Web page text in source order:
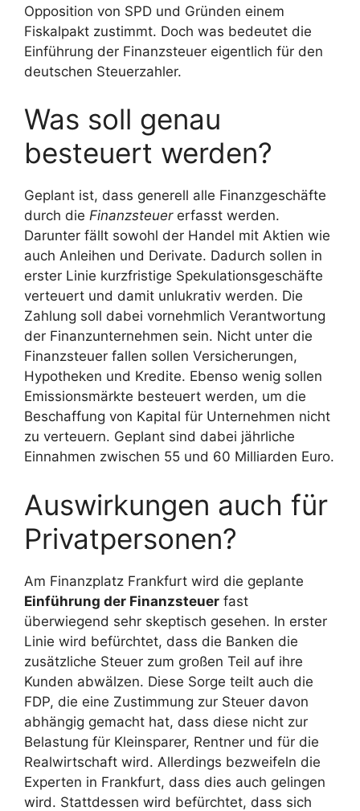
Opposition von SPD und Gründen einem
Fiskalpakt zustimmt. Doch was bedeutet die
Einführung der Finanzsteuer eigentlich für den
deutschen Steuerzahler.
Was soll genau
besteuert werden?
Geplant ist, dass generell alle Finanzgeschäfte
durch die Finanzsteuererfasst werden.
Darunter fällt sowohl der Handel mit Aktien wie
auch Anleihen und Derivate. Dadurch sollen in
erster Linie kurzfristige Spekulationsgeschäfte
verteuert und damit unlukrativ werden. Die
Zahlung soll dabei vornehmlich Verantwortung
der Finanzunternehmen sein. Nicht unter die
Finanzsteuer fallen sollen Versicherungen,
Hypotheken und Kredite. Ebenso wenig sollen
Emissionsmärkte besteuert werden, um die
Beschaffung von Kapital für Unternehmen nicht
zu verteuern. Geplant sind dabei jährliche
Einnahmen zwischen 55 und 60 Milliarden Euro.
Auswirkungen auch für
Privatpersonen?
Am Finanzplatz Frankfurt wird die geplante
Einführung der Finanzsteuer fast
überwiegend sehr skeptisch gesehen. In erster
Linie wird befürchtet, dass die Banken die
zusätzliche Steuer zum großen Teil auf ihre
Kunden abwälzen. Diese Sorge teilt auch die
FDP, die eine Zustimmung zur Steuer davon
abhängig gemacht hat, dass diese nicht zur
Belastung für Kleinsparer, Rentner und für die
Realwirtschaft wird. Allerdings bezweifeln die
Experten in Frankfurt, dass dies auch gelingen
wird. Stattdessen wird befürchtet, dass sich